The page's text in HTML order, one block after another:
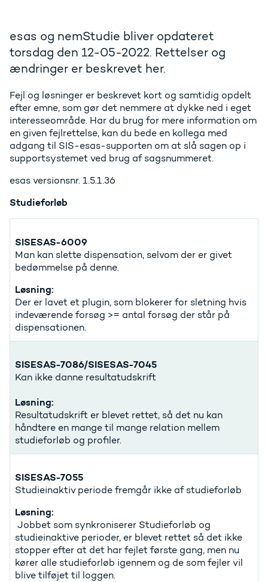
esas og nemStudie bliver opdateret
torsdag den 12-05-2022. Rettelser og
ændringer er beskrevet her.
Fejl og løsninger er beskrevet kort og samtidig opdelt
efter emne, som gør det nemmere at dykke ned i eget
interesseområde. Har du brug for mere information om
en given fejlrettelse, kan du bede en kollega med
adgang til SIS-esas-supporten om at slå sagen op i
supportsystemet ved brug af sagsnummeret.
esas versionsnr. 1.5.1.36
Studieforløb
SISESAS-6009
Man kan slette dispensation, selvom der er givet
bedømmelse på denne.
Løsning:
Der er lavet et plugin, som blokerer for sletning hvis
indeværende forsøg >= antal forsøg der står på
dispensationen.
SISESAS-7086/SISESAS-7045
Kan ikke danne resultatudskrift
Løsning:
Resultatudskrift er blevet rettet, så det nu kan
håndtere en mange til mange relation mellem
studieforløb og profiler.
SISESAS-7055
Studieinaktiv periode fremgår ikke af studieforløb
Løsning:
Jobbet som synkroniserer Studieforløb og
studieinaktive perioder, er blevet rettet så det ikke
stopper efter at det har fejlet første gang, men nu
kører alle studieforløb igennem og de som fejler vil
blive tilføjet til loggen.